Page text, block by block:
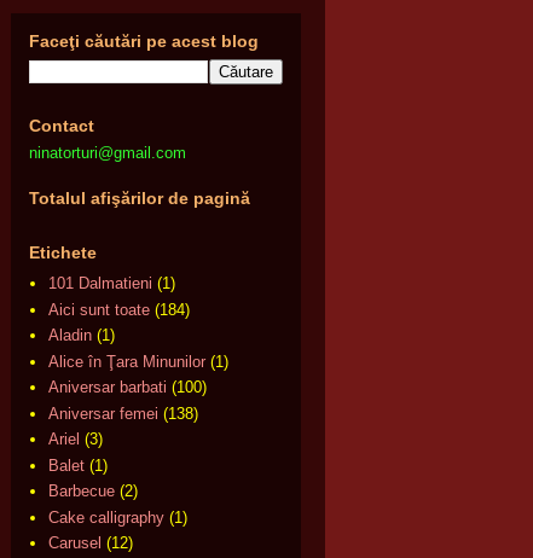
Faceţi căutări pe acest blog
Contact
ninatorturi@gmail.com
Totalul afişărilor de pagină
Etichete
101 Dalmatieni (1)
Aici sunt toate (184)
Aladin (1)
Alice în Ţara Minunilor (1)
Aniversar barbati (100)
Aniversar femei (138)
Ariel (3)
Balet (1)
Barbecue (2)
Cake calligraphy (1)
Carusel (12)